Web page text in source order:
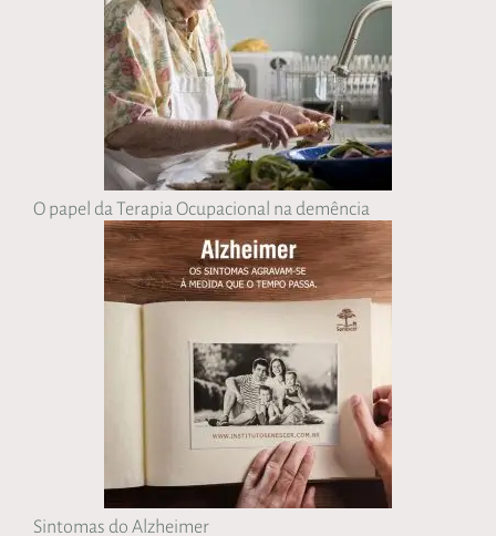
O papel da Terapia Ocupacional na demência
Sintomas do Alzheimer